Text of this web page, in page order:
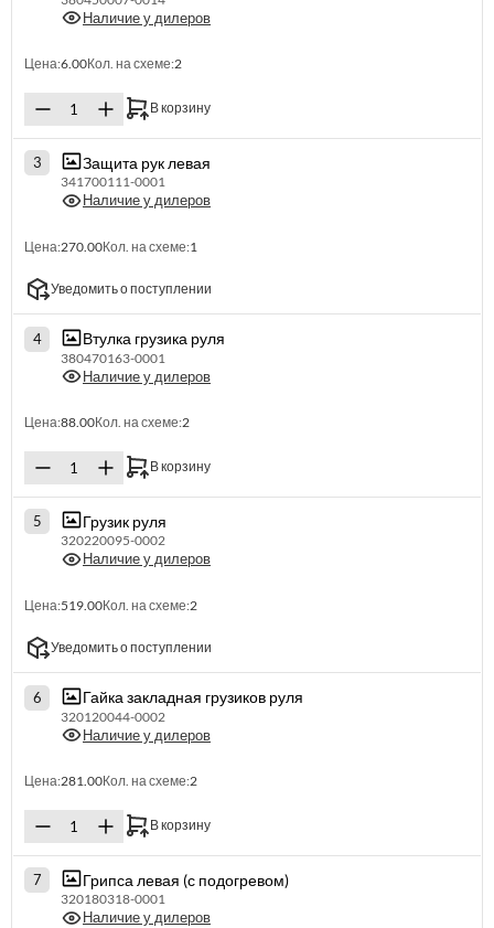
Наличие у дилеров
Цена:6.00Кол. на схеме:2
В корзину
3 Защита рук левая
341700111-0001
Наличие у дилеров
Цена:270.00Кол. на схеме:1
Уведомить о поступлении
4 Втулка грузика руля
380470163-0001
Наличие у дилеров
Цена:88.00Кол. на схеме:2
В корзину
5 Грузик руля
320220095-0002
Наличие у дилеров
Цена:519.00Кол. на схеме:2
Уведомить о поступлении
6 Гайка закладная грузиков руля
320120044-0002
Наличие у дилеров
Цена:281.00Кол. на схеме:2
В корзину
7 Грипса левая (с подогревом)
320180318-0001
Наличие у дилеров